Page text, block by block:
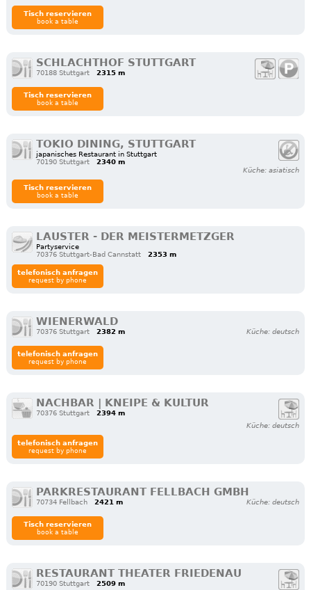
Tisch reservieren
book a table
SCHLACHTHOF STUTTGART
70188 Stuttgart 2315 m
Tisch reservieren
book a table
TOKIO DINING, STUTTGART
japanisches Restaurant in Stuttgart
70190 Stuttgart
2340 m
Küche: asiatisch
Tisch reservieren
book a table
LAUSTER - DER MEISTERMETZGER
Partyservice
70376 Stuttgart-Bad Cannstatt
2353 m
telefonisch anfragen
request by phone
WIENERWALD
70376 Stuttgart 2382 m Küche: deutsch
telefonisch anfragen
request by phone
NACHBAR | KNEIPE & KULTUR
70376 Stuttgart
2394 m
Küche: deutsch
telefonisch anfragen
request by phone
PARKRESTAURANT FELLBACH GMBH
70734 Fellbach 2421 m Küche: deutsch
Tisch reservieren
book a table
RESTAURANT THEATER FRIEDENAU
70190 Stuttgart
2509 m